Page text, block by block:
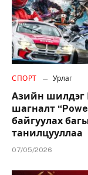
СПОРТ Урлаг
Азийн шилдэг
шагналт
байгуулах
танилцууллаа
07/05/2026